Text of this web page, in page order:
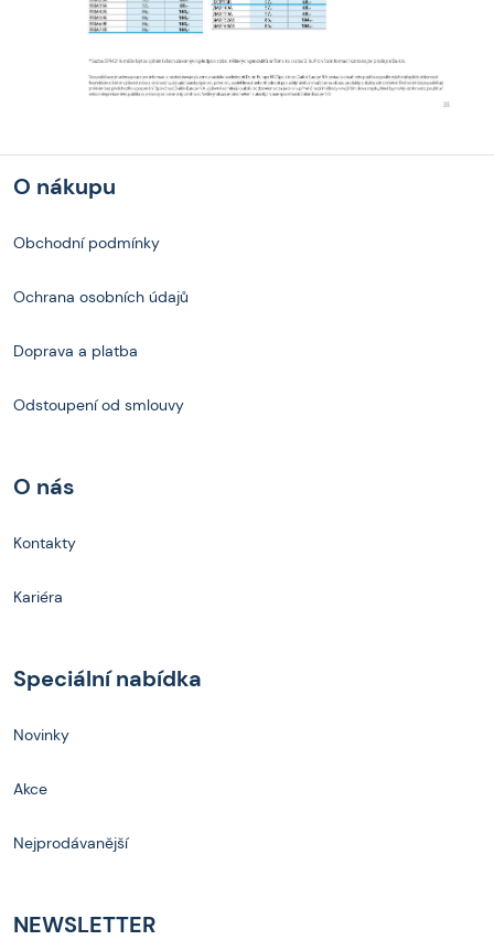
O nákupu
Obchodní podmínky
Ochrana osobních údajů
Doprava a platba
Odstoupení od smlouvy
O nás
Kontakty
Kariéra
Speciální nabídka
Novinky
Akce
Nejprodávanější
NEWSLETTER